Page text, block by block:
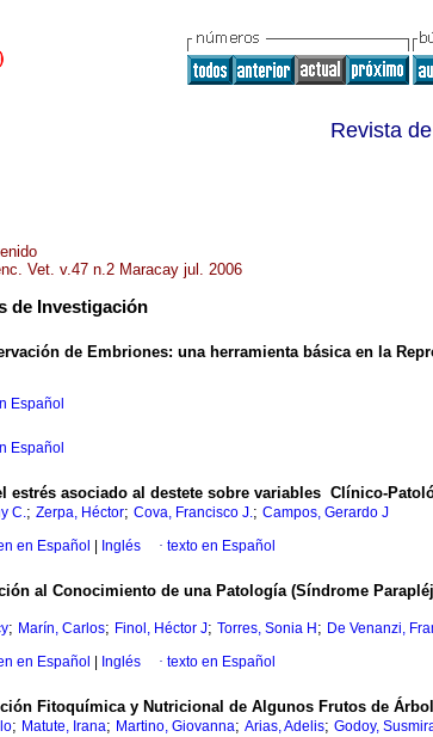
Revista
Vet. v.47 n.2 Maracay jul. 2006
de Investigación
de Embriones: una herramienta básica en la
Español
Español
estrés asociado al destete sobre variables Clínico-
C.; Zerpa, Héctor; Cova, Francisco J.; Campos, Gerardo J
en Español Inglés · texto en Español
al Conocimiento de una Patología (Síndrome
; Marín, Carlos; Finol, Héctor J; Torres, Sonia H ; De Venanzi,
en Español Inglés · texto en Español
Fitoquímica y Nutricional de Algunos Frutos de
; Matute, Irana; Martino, Giovanna; Arias, Adelis; Godoy,